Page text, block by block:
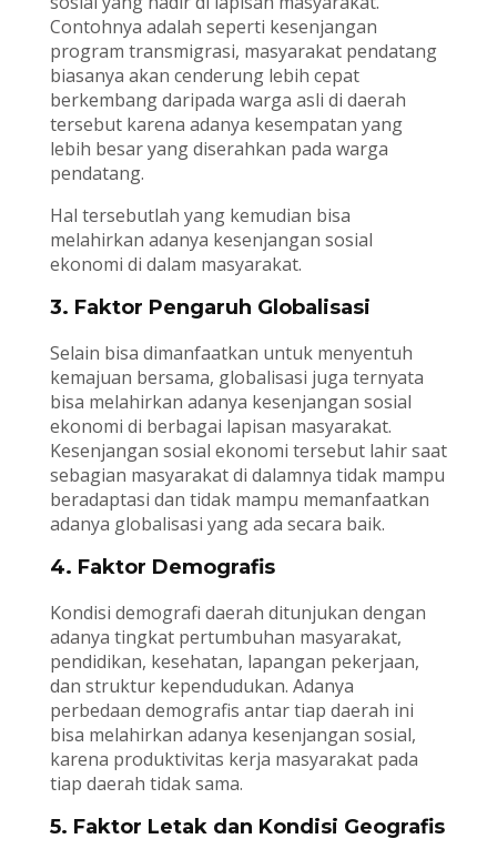
Contohnya adalah seperti kesenjangan
program transmigrasi, masyarakat pendatang
biasanya akan cenderung lebih cepat
berkembang daripada warga asli di daerah
tersebut karena adanya kesempatan yang
lebih besar yang diserahkan pada warga
pendatang.
Hal tersebutlah yang kemudian bisa
melahirkan adanya kesenjangan sosial
ekonomi di dalam masyarakat.
3. Faktor Pengaruh Globalisasi
Selain bisa dimanfaatkan untuk menyentuh
kemajuan bersama, globalisasi juga ternyata
bisa melahirkan adanya kesenjangan sosial
ekonomi di berbagai lapisan masyarakat.
Kesenjangan sosial ekonomi tersebut lahir saat
sebagian masyarakat di dalamnya tidak mampu
beradaptasi dan tidak mampu memanfaatkan
adanya globalisasi yang ada secara baik.
4. Faktor Demografis
Kondisi demografi daerah ditunjukan dengan
adanya tingkat pertumbuhan masyarakat,
pendidikan, kesehatan, lapangan pekerjaan,
dan struktur kependudukan. Adanya
perbedaan demografis antar tiap daerah ini
bisa melahirkan adanya kesenjangan sosial,
karena produktivitas kerja masyarakat pada
tiap daerah tidak sama.
5. Faktor Letak dan Kondisi Geografis